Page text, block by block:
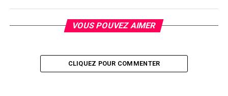
VOUS POUVEZ AIMER
CLIQUEZ POUR COMMENTER